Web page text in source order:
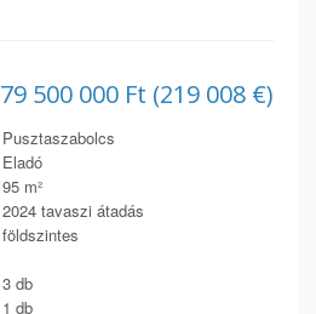
79 500 000 Ft (219 008 €)
Pusztaszabolcs
Eladó
95 m²
2024 tavaszi átadás
földszintes
3 db
1 db